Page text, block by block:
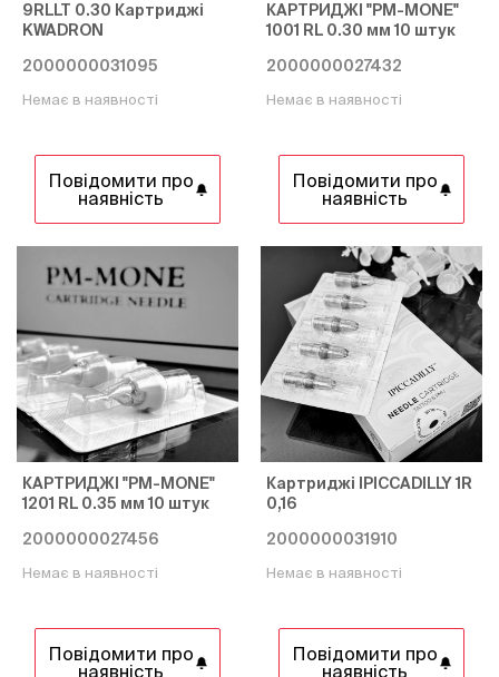
9RLLT 0.30 Картриджі
KWADRON
2000000031095
Немає в наявності
Повідомити про
наявність
КАРТРИДЖІ "PM-MONE"
1001 RL 0.30 мм 10 штук
2000000027432
Немає в наявності
Повідомити про
наявність
КАРТРИДЖІ "PM-MONE"
1201 RL 0.35 мм 10 штук
2000000027456
Немає в наявності
Повідомити про
наявність
Картриджі IPICCADILLY 1R
0,16
2000000031910
Немає в наявності
Повідомити про
наявність